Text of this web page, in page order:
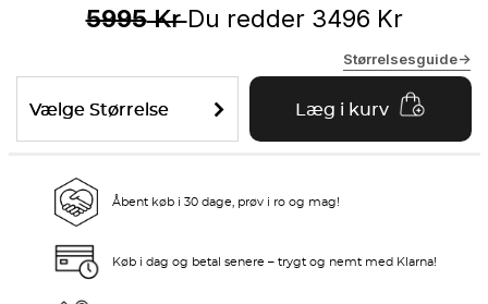
5995KrDu redder 3496 Kr
Størrelsesguide->
Vælge Størrelse Læg i kurv
Åbent køb i 30 dage, prøv i ro og mag!
Køb i dag og betal senere – trygt og nemt med Klarna!